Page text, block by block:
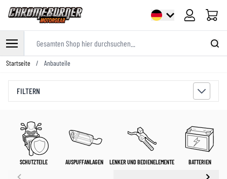
Zum Inhalt springen
Startseite / Anbauteile
FILTERN
SCHUTZTEILE AUSPUFFANLAGEN LENKER UND BEDIENELEMENTE BATTERIEN